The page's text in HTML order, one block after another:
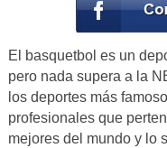
El basquetbol es un
pero nada supera a la
los deportes más
profesionales que
mejores del mundo y lo